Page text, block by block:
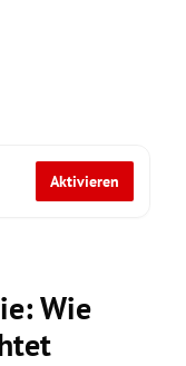
Aktivieren
Wie